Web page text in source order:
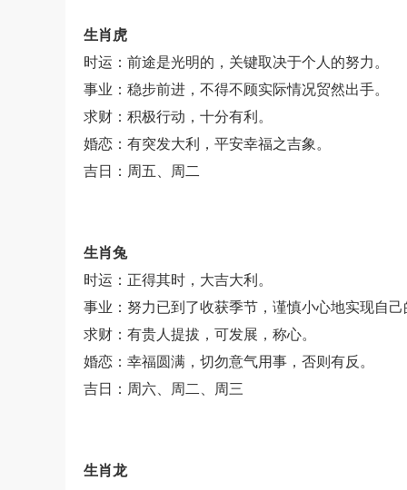
生肖虎
时运：前途是光明的，关键取决于个人的努力。
事业：稳步前进，不得不顾实际情况贸然出手。
求财：积极行动，十分有利。
婚恋：有突发大利，平安幸福之吉象。
吉日：周五、周二
生肖兔
时运：正得其时，大吉大利。
事业：努力已到了收获季节，谨慎小心地实现自己
求财：有贵人提拔，可发展，称心。
婚恋：幸福圆满，切勿意气用事，否则有反。
吉日：周六、周二、周三
生肖龙